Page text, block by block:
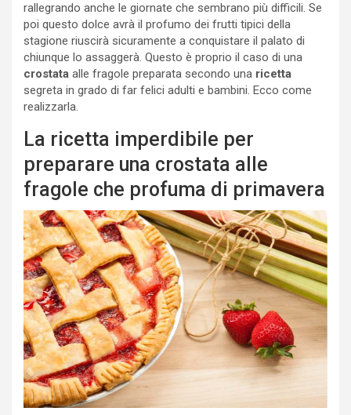
rallegrando anche le giornate che sembrano più difficili. Se
poi questo dolce avrà il profumo dei frutti tipici della
stagione riuscirà sicuramente a conquistare il palato di
chiunque lo assaggerà. Questo è proprio il caso di una
crostata alle fragole preparata secondo una ricetta
segreta in grado di far felici adulti e bambini. Ecco come
realizzarla.
La ricetta imperdibile per
preparare una crostata alle
fragole che profuma di primavera